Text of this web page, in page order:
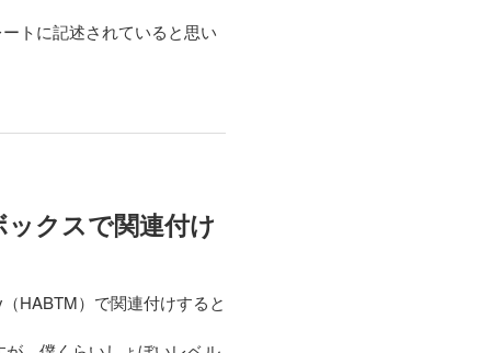
トに記述されていると思い
クスで関連付け
HABTM）で関連付けすると